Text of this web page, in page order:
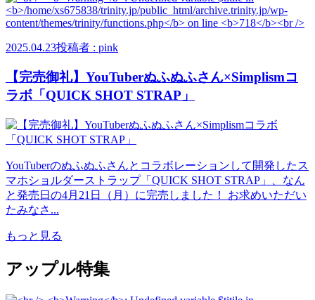
2025.04.23投稿者 : pink
【完売御礼】YouTuberぬふぬふさん×Simplismコ
ラボ「QUICK SHOT STRAP」
YouTuberのぬふぬふさんとコラボレーションして開発したス
マホショルダーストラップ「QUICK SHOT STRAP」、なん
と発売日の4月21日（月）に完売しました！ お求めいただい
たみなさ...
もっと見る
アップル特集